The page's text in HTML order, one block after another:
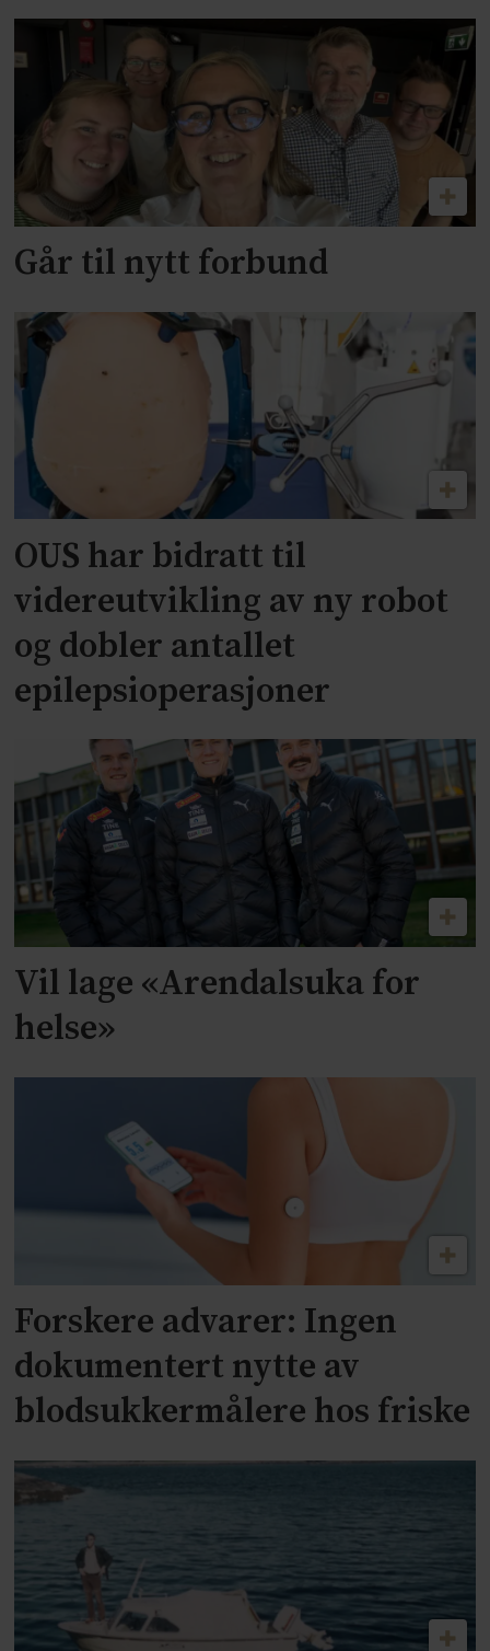
Går til nytt forbund
OUS har bidratt til
videreutvikling av ny robot
og dobler antallet
epilepsioperasjoner
Vil lage «Arendalsuka for
helse»
Forskere advarer: Ingen
dokumentert nytte av
blodsukkermålere hos friske